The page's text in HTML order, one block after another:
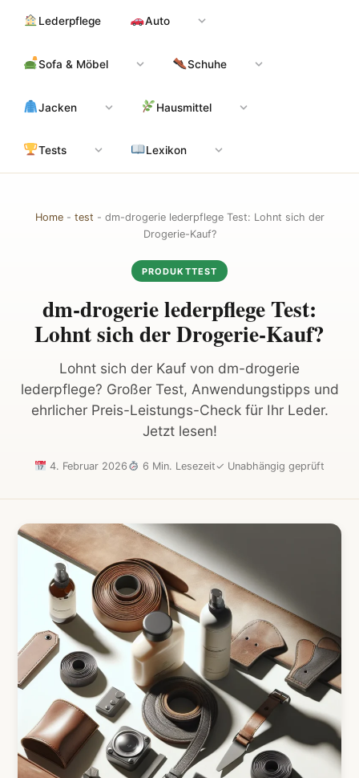
Inhalt
Lederpflege Auto
Sofa & Möbel Schuhe
Jacken Hausmittel
Tests Lexikon
Home- test - dm-drogerie lederpflege Test: Lohnt sich der
Drogerie-Kauf?
PRODUKTTEST
dm-drogerie lederpflege Test:
Lohnt sich der Drogerie-Kauf?
Lohnt sich der Kauf von dm-drogerie
lederpflege? Großer Test, Anwendungstipps und
ehrlicher Preis-Leistungs-Check für Ihr Leder.
Jetzt lesen!
4. Februar 2026 6 Min. Lesezeit✓ Unabhängig geprüft